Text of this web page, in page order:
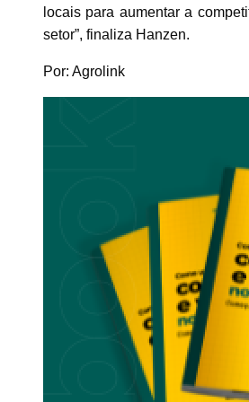
locais para aumentar a
setor”, finaliza Hanzen.
Por: Agrolink